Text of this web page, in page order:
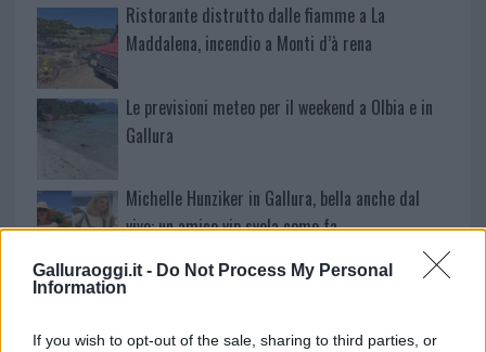
Galluraoggi.it - Do Not Process My Personal
Information
If you wish to opt-out of the sale, sharing to third parties, or
Ristorante distrutto dalle fiamme a La
Maddalena, incendio a Monti d’à rena
Le previsioni meteo per il weekend a Olbia e in
Gallura
Michelle Hunziker in Gallura, bella anche dal
vivo: un amico vip svela come fa
Calangianus, dopo le polemiche il centro